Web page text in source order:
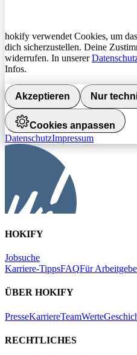
hokify verwendet Cookies, um
dich sicherzustellen. Deine
widerrufen. In unserer
Infos.
Akzeptieren Nur
Cookies anpassen
DatenschutzImpressum
HOKIFY
Jobsuche
Karriere-TippsFAQFür
ÜBER HOKIFY
PresseKarriereTeamWerte
RECHTLICHES